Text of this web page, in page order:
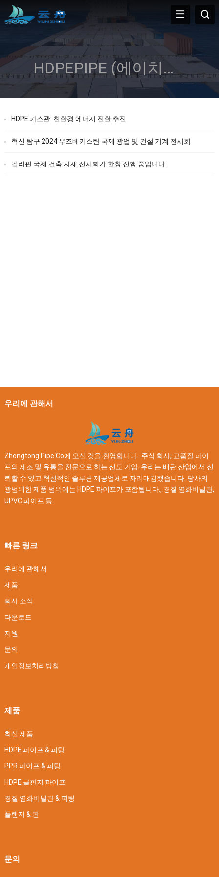
HDPEPIPE (에이치피파이)
HDPE 가스관: 친환경 에너지 전환 추진
혁신 탐구 2024 우즈베키스탄 국제 광업 및 건설 기계 전시회
필리핀 국제 건축 자재 전시회가 한창 진행 중입니다.
우리에 관해서
Zhongtong Pipe Co에 오신 것을 환영합니다.. 주식 회사, 고품질 파이
프의 제조 및 유통을 전문으로 하는 선도 기업. 우리는 배관 산업에서 신
뢰할 수 있고 혁신적인 솔루션 제공업체로 자리매김했습니다. 당사의
광범위한 제품 범위에는 HDPE 파이프가 포함됩니다., 경질 염화비닐관,
UPVC 파이프 등.
빠른 링크
우리에 관해서
제품
회사 소식
다운로드
지원
문의
개인정보처리방침
제품
최신 제품
HDPE 파이프 & 피팅
PPR 파이프 & 피팅
HDPE 골판지 파이프
경질 염화비닐관 & 피팅
플랜지 & 판
문의